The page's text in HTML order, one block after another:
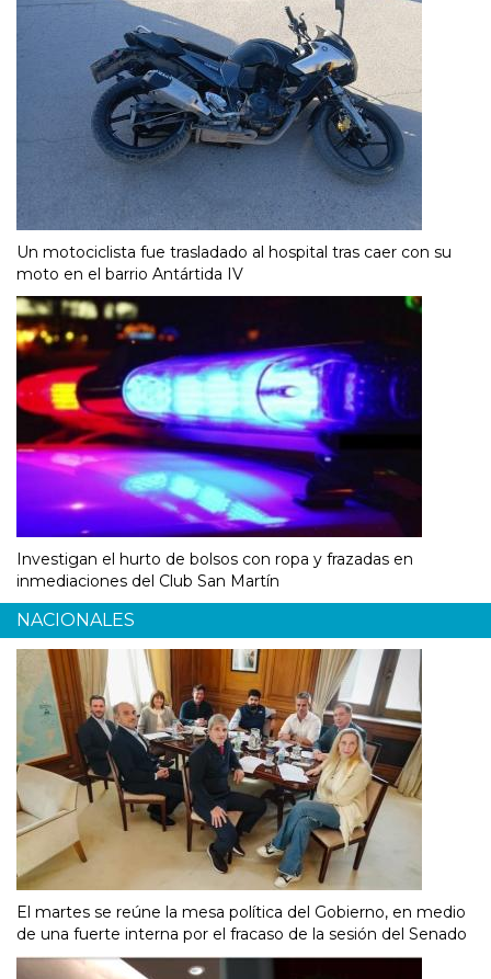
Un motociclista fue trasladado al hospital tras caer con su
moto en el barrio Antártida IV
Investigan el hurto de bolsos con ropa y frazadas en
inmediaciones del Club San Martín
NACIONALES
El martes se reúne la mesa política del Gobierno, en medio
de una fuerte interna por el fracaso de la sesión del Senado